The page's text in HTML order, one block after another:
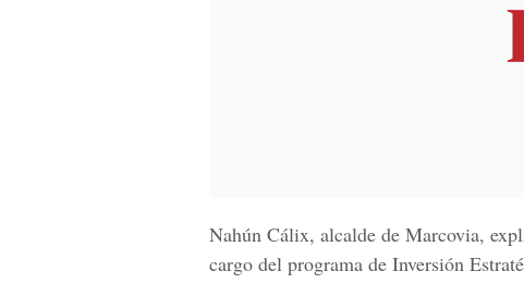
Nahún Cálix, alcalde de Marcovia,
cargo del programa de Inversión